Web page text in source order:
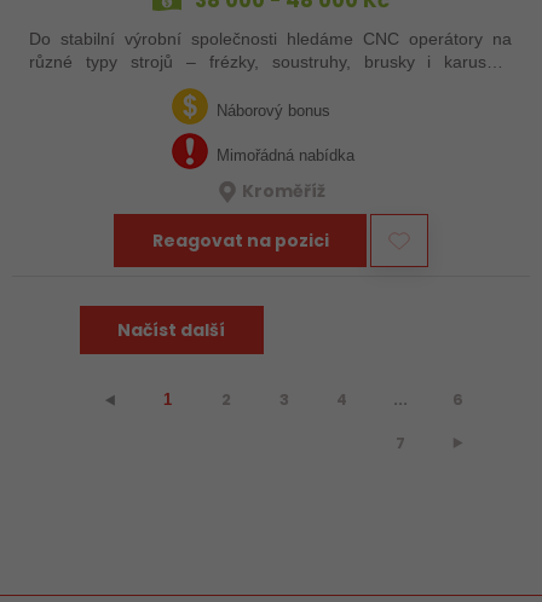
Do stabilní výrobní společnosti hledáme CNC operátory na
různé typy strojů – frézky, soustruhy, brusky i karusely.
Uplatnění u nás najdou zkušení obráběči i absolventi
technických oborů, kteří se…Náborový bonus
Mimořádná nabídka
Kroměříž
Reagovat na pozici
Načíst další
⯇ 1 2 3 4 ... 6
7 ⯈